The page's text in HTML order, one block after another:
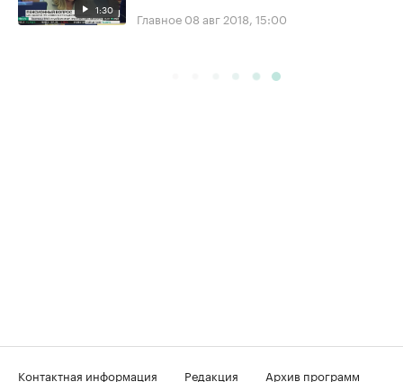
1:30 Главное 08 авг 2018, 15:00
Контактная информация Редакция
Архив программ